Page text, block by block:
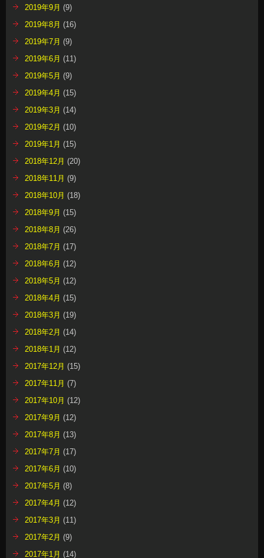
2019年9月 (9)
2019年8月 (16)
2019年7月 (9)
2019年6月 (11)
2019年5月 (9)
2019年4月 (15)
2019年3月 (14)
2019年2月 (10)
2019年1月 (15)
2018年12月 (20)
2018年11月 (9)
2018年10月 (18)
2018年9月 (15)
2018年8月 (26)
2018年7月 (17)
2018年6月 (12)
2018年5月 (12)
2018年4月 (15)
2018年3月 (19)
2018年2月 (14)
2018年1月 (12)
2017年12月 (15)
2017年11月 (7)
2017年10月 (12)
2017年9月 (12)
2017年8月 (13)
2017年7月 (17)
2017年6月 (10)
2017年5月 (8)
2017年4月 (12)
2017年3月 (11)
2017年2月 (9)
2017年1月 (14)